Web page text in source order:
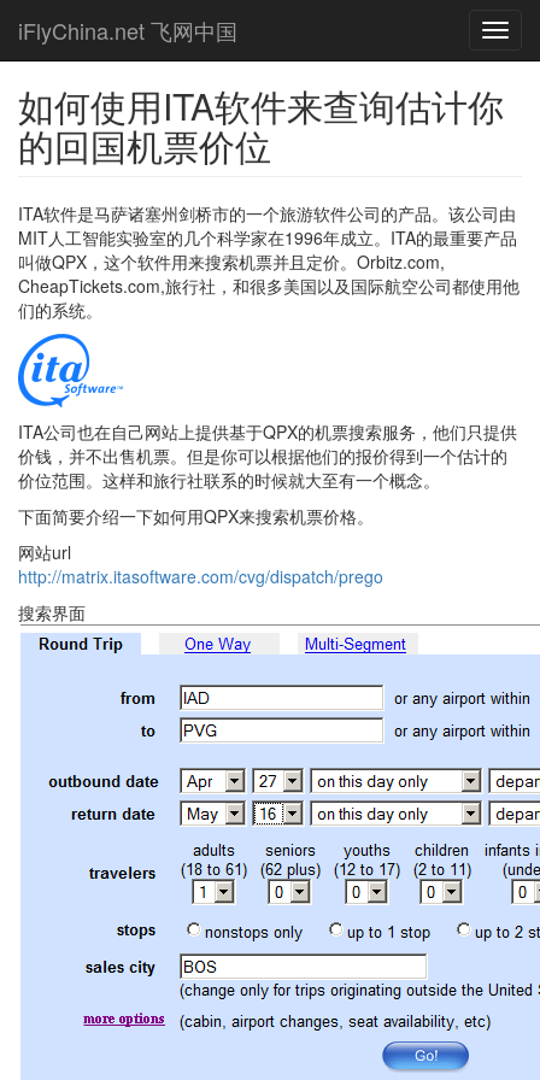
main
iFlyChina.net 飞网中国
如何使用ITA软件来查询估计你
的回国机票价位
ITA软件是马萨诸塞州剑桥市的一个旅游软件公司的产品。该公司由
MIT人工智能实验室的几个科学家在1996年成立。ITA的最重要产品
叫做QPX，这个软件用来搜索机票并且定价。Orbitz.com,
CheapTickets.com,旅行社，和很多美国以及国际航空公司都使用他
们的系统。
ITA公司也在自己网站上提供基于QPX的机票搜索服务，他们只提供
价钱，并不出售机票。但是你可以根据他们的报价得到一个估计的
价位范围。这样和旅行社联系的时候就大至有一个概念。
下面简要介绍一下如何用QPX来搜索机票价格。
网站url
http://matrix.itasoftware.com/cvg/dispatch/prego
搜索界面